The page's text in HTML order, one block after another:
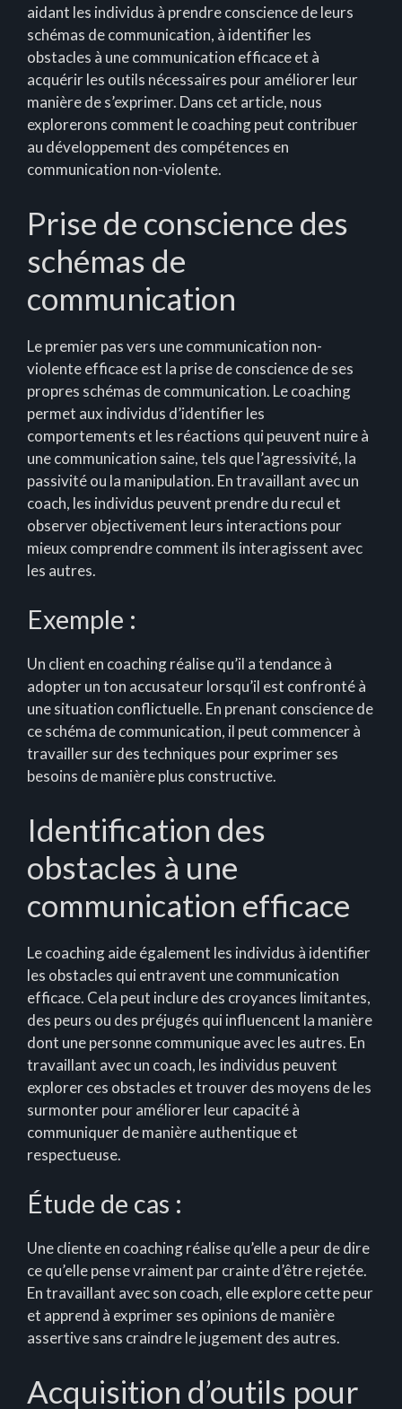
aidant les individus à prendre conscience de leurs
schémas de communication, à identifier les
obstacles à une communication efficace et à
acquérir les outils nécessaires pour améliorer leur
manière de s’exprimer. Dans cet article, nous
explorerons comment le coaching peut contribuer
au développement des compétences en
communication non-violente.
Prise de conscience des
schémas de
communication
Le premier pas vers une communication non-
violente efficace est la prise de conscience de ses
propres schémas de communication. Le coaching
permet aux individus d’identifier les
comportements et les réactions qui peuvent nuire à
une communication saine, tels que l’agressivité, la
passivité ou la manipulation. En travaillant avec un
coach, les individus peuvent prendre du recul et
observer objectivement leurs interactions pour
mieux comprendre comment ils interagissent avec
les autres.
Exemple :
Un client en coaching réalise qu’il a tendance à
adopter un ton accusateur lorsqu’il est confronté à
une situation conflictuelle. En prenant conscience de
ce schéma de communication, il peut commencer à
travailler sur des techniques pour exprimer ses
besoins de manière plus constructive.
Identification des
obstacles à une
communication efficace
Le coaching aide également les individus à identifier
les obstacles qui entravent une communication
efficace. Cela peut inclure des croyances limitantes,
des peurs ou des préjugés qui influencent la manière
dont une personne communique avec les autres. En
travaillant avec un coach, les individus peuvent
explorer ces obstacles et trouver des moyens de les
surmonter pour améliorer leur capacité à
communiquer de manière authentique et
respectueuse.
Étude de cas :
Une cliente en coaching réalise qu’elle a peur de dire
ce qu’elle pense vraiment par crainte d’être rejetée.
En travaillant avec son coach, elle explore cette peur
et apprend à exprimer ses opinions de manière
assertive sans craindre le jugement des autres.
Acquisition d’outils pour